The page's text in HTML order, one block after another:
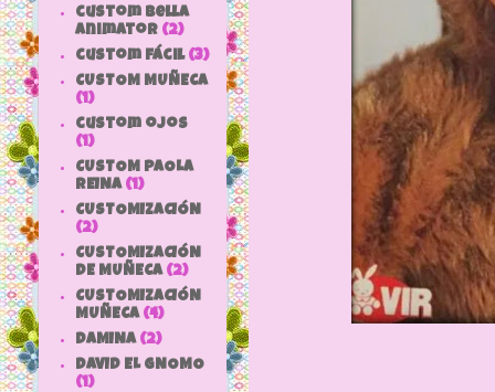
custom bella
animator (2)
custom fácil (3)
CUSTOM MUÑECA
(1)
custom ojos
(1)
CUSTOM PAOLA
REINA (1)
CUSTOMIZACIÓN
(2)
CUSTOMIZACIÓN
DE MUÑECA (2)
CUSTOMIZACIÓN
MUÑECA (4)
DAMINA (2)
DAVID EL GNOMO
(1)